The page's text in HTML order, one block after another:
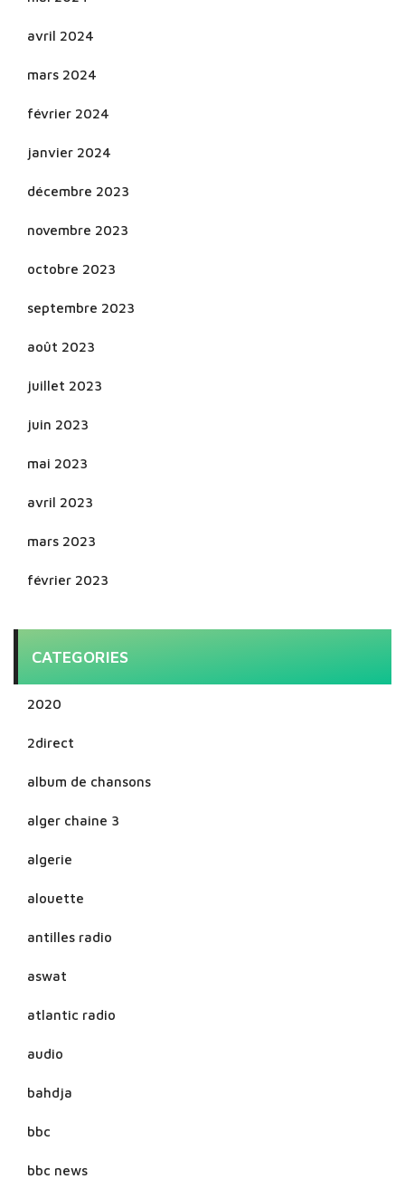
avril 2024
mars 2024
février 2024
janvier 2024
décembre 2023
novembre 2023
octobre 2023
septembre 2023
août 2023
juillet 2023
juin 2023
mai 2023
avril 2023
mars 2023
février 2023
CATEGORIES
2020
2direct
album de chansons
alger chaine 3
algerie
alouette
antilles radio
aswat
atlantic radio
audio
bahdja
bbc
bbc news